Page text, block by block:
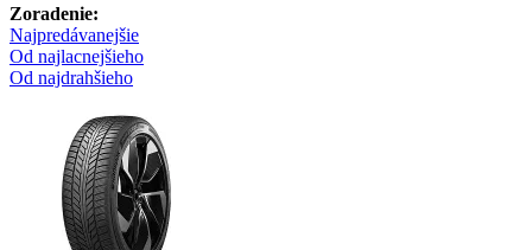
Zoradenie:
Najpredávanejšie
Od najlacnejšieho
Od najdrahšieho